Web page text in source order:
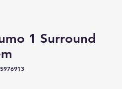
1 Surround